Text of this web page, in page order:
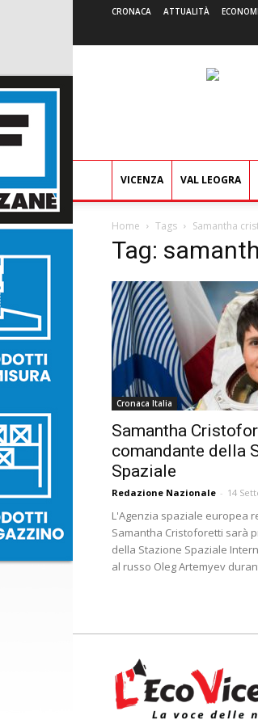
CRONACA ATTUALITÀ
VICENZA VAL LEOGRA
Home Tags Samantha
Tag:
Cronaca Italia
Samantha
comandante della
Spaziale
Redazione Nazionale - 14
L'Agenzia spaziale europea
Samantha Cristoforetti sarà
della Stazione Spaziale
al russo Oleg Artemyev